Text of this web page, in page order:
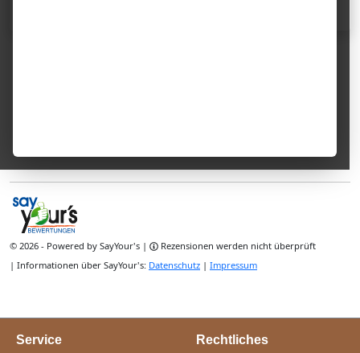
Service Rechtliches